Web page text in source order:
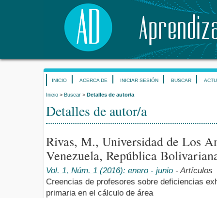
INICIO ACERCA DE INICIAR SESIÓN BUSCAR
Inicio > Buscar > Detalles de autor/a
Detalles de autor/a
Rivas, M., Universidad de Los
Venezuela, República
Vol. 1, Núm. 1 (2016): enero - junio - Artículos
Creencias de profesores sobre deficiencias
primaria en el cálculo de área